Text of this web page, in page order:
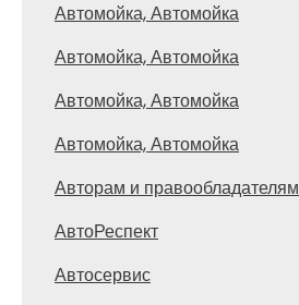
Автомойка, Автомойка
Автомойка, Автомойка
Автомойка, Автомойка
Автомойка, Автомойка
Авторам и правообладателям
АвтоРеспект
Автосервис